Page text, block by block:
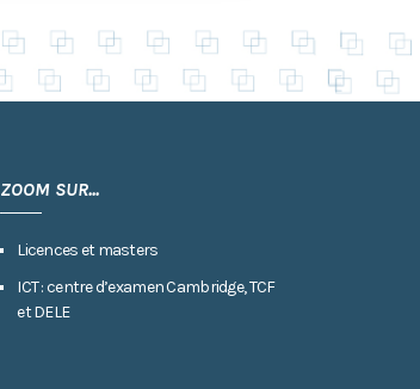
ZOOM SUR...
Licences et masters
ICT : centre d’examen Cambridge, TCF
et DELE